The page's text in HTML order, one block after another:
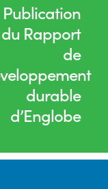
Publication
du Rapport
de
durable
d’Englobe